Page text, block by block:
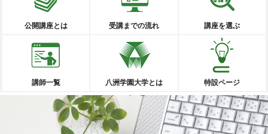
公開講座とは 受講までの流れ 講座を選ぶ
講師一覧 八洲学園大学とは 特設ページ